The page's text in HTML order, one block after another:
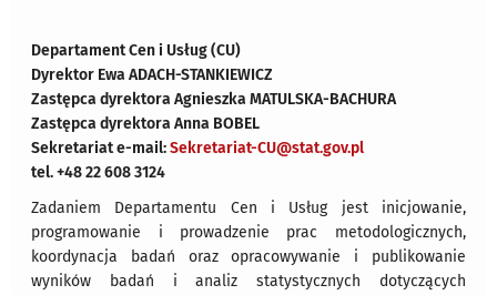
Departament Cen i Usług (CU)
Dyrektor Ewa ADACH-STANKIEWICZ
Zastępca dyrektora Agnieszka MATULSKA-BACHURA
Zastępca dyrektora Anna BOBEL
Sekretariat e-mail:Sekretariat-CU@stat.gov.pl
tel. +48 22 608 3124
Zadaniem Departamentu Cen i Usług jest inicjowanie,
programowanie i prowadzenie prac metodologicznych,
koordynacja badań oraz opracowywanie i publikowanie
wyników badań i analiz statystycznych dotyczących